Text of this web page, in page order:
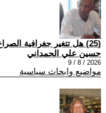
(25) هل تتغير جغرافية الصراع ؟
حسين علي الحمداني
2026 / 8 / 9
مواضيع وابحاث سياسية